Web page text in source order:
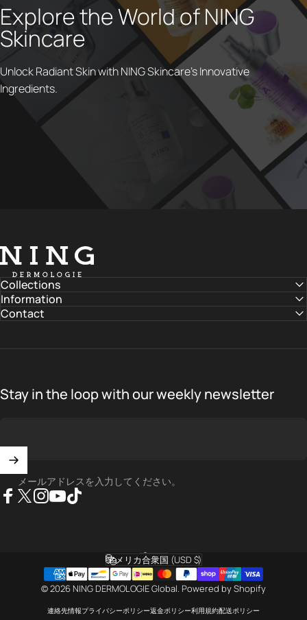
Explore the World of NING
Skincare
Unlock Radiant Skin with NING Skincare's Innovative
Ingredients.
NING DERMOLOGIE Global
Collections
Information
Contact
Stay in the loop with our weekly newsletter
メールアドレスを入力してください。
© 2026 NING DERMOLOGIE Global. Powered by Shopify
連絡先情報プライバシーポリシー返金ポリシー利用規約配送ポリシー
言語
国
アメリカ合衆国 (USD $)